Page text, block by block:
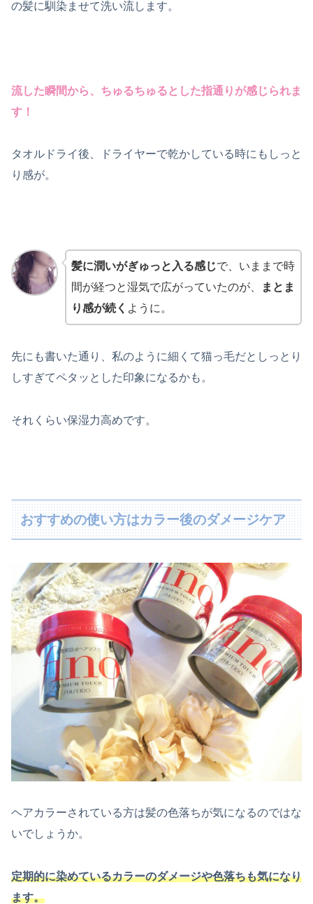
の髪に馴染ませて洗い流します。
流した瞬間から、ちゅるちゅるとした指通りが感じられま
す！
タオルドライ後、ドライヤーで乾かしている時にもしっと
り感が。
髪に潤いがぎゅっと入る感じで、いままで時
間が経つと湿気で広がっていたのが、
まとま
り感が続く ように。
先にも書いた通り、私のように細くて猫っ毛だとしっとり
しすぎてペタッとした印象になるかも。
それくらい保湿力高めです。
おすすめの使い方はカラー後のダメージケア
ヘアカラーされている方は髪の色落ちが気になるのではな
いでしょうか。
定期的に染めているカラーのダメージや色落ちも気になり
ます。